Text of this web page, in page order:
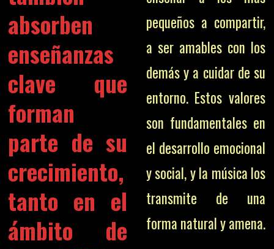
absorben
enseñanzas
clave que
forman
parte de su
crecimiento,
tanto en el
ámbito de
pequeños a compartir,
a ser amables con los
demás y a cuidar de su
entorno. Estos valores
son fundamentales en
el desarrollo emocional
y social, y la música los
transmite de una
forma natural y amena.